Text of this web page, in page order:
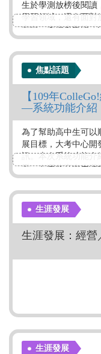
生於學測放榜後閱讀
學習領域，還有面對
方向。本次也集錦「
影片，以及連結分享
源釐清方向。
作者：ColleGo!大學
標籤：
焦點直擊
焦點話題
【109年
—系統功能介紹
為了幫助高中生可以
展目標，大考中心開
訊。本次系統功能介
看，在哪些高中生涯
標籤：
ColleGo!運用
生涯發展
生涯發展：經營
生涯發展